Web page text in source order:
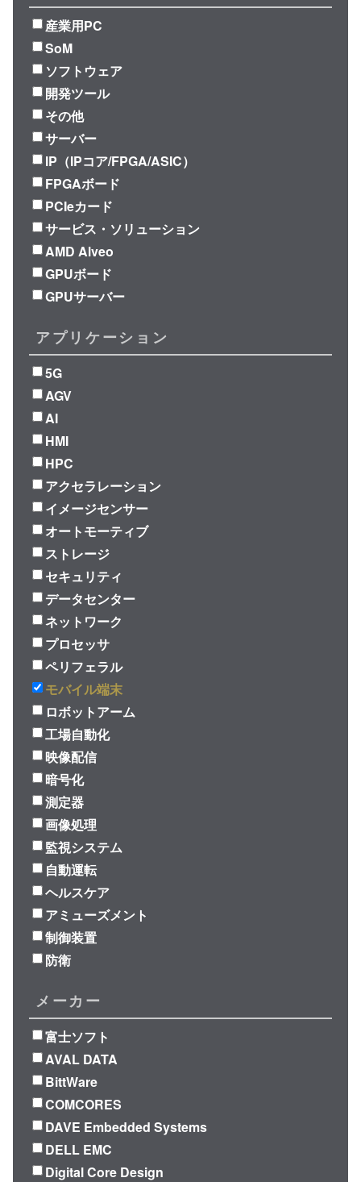
産業用PC
SoM
ソフトウェア
開発ツール
その他
サーバー
IP（IPコア/FPGA/ASIC）
FPGAボード
PCIeカード
サービス・ソリューション
AMD Alveo
GPUボード
GPUサーバー
アプリケーション
5G
AGV
AI
HMI
HPC
アクセラレーション
イメージセンサー
オートモーティブ
ストレージ
セキュリティ
データセンター
ネットワーク
プロセッサ
ペリフェラル
モバイル端末
ロボットアーム
工場自動化
映像配信
暗号化
測定器
画像処理
監視システム
自動運転
ヘルスケア
アミューズメント
制御装置
防衛
メーカー
富士ソフト
AVAL DATA
BittWare
COMCORES
DAVE Embedded Systems
DELL EMC
Digital Core Design